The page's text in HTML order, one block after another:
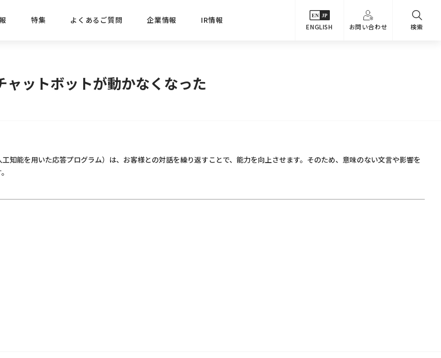
新商品 目的・シーンでさがす
特集
おすすめコンテンツ
よくあるご質問 企業情報
経営方針 ごあいさつ
IR情報
IRニュース 株式情報
ENGLISH お問い合わせ 検索
ャットボットが動かなくなった
知能を用いた応答プログラム）は、お客様との対話を繰り返すことで、能力を向上させます。そのため、意味のない文言や影響を